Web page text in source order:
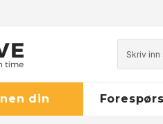
- klikk her for å lese mer
din